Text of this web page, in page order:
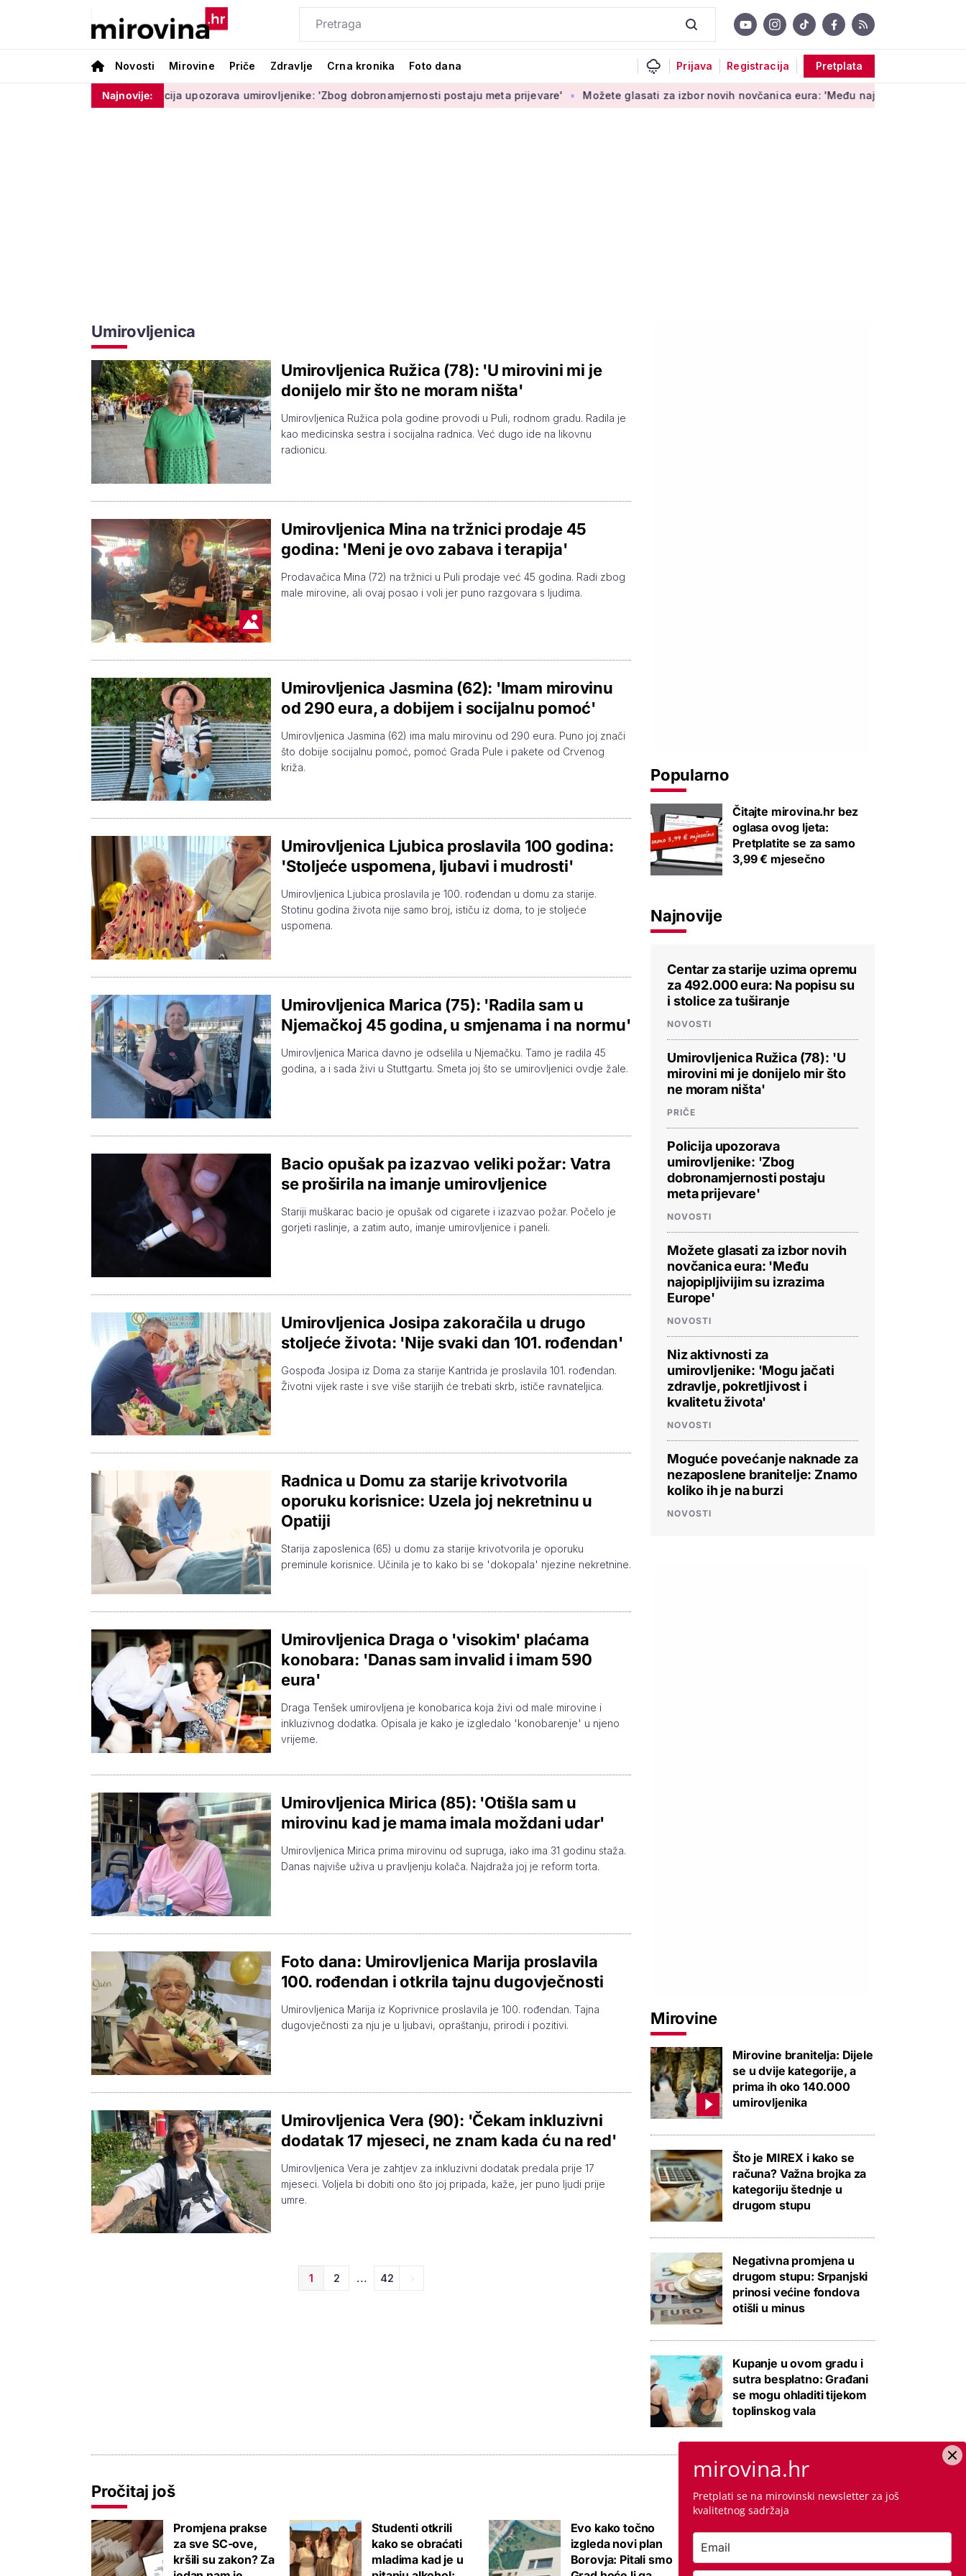
Novosti Mirovine Priče Zdravlje Crna kronika Foto dana Prijava Registracija Pretplata
Najnovije:
Policija upozorava umirovljenike: 'Zbog dobronamjernosti postaju meta prijevare' Možete glasati za izbor novih novčanica eura: 'Među najopipljivijim su izrazima
Umirovljenica
Umirovljenica Ružica (78): 'U mirovini mi je
donijelo mir što ne moram ništa'
Umirovljenica Ružica pola godine provodi u Puli, rodnom gradu. Radila je
kao medicinska sestra i socijalna radnica. Već dugo ide na likovnu
radionicu.
Umirovljenica Mina na tržnici prodaje 45
godina: 'Meni je ovo zabava i terapija'
Prodavačica Mina (72) na tržnici u Puli prodaje već 45 godina. Radi zbog
male mirovine, ali ovaj posao i voli jer puno razgovara s ljudima.
Umirovljenica Jasmina (62): 'Imam mirovinu
od 290 eura, a dobijem i socijalnu pomoć'
Umirovljenica Jasmina (62) ima malu mirovinu od 290 eura. Puno joj znači
što dobije socijalnu pomoć, pomoć Grada Pule i pakete od Crvenog
križa.
Umirovljenica Ljubica proslavila 100 godina:
'Stoljeće uspomena, ljubavi i mudrosti'
Umirovljenica Ljubica proslavila je 100. rođendan u domu za starije.
Stotinu godina života nije samo broj, ističu iz doma, to je stoljeće
uspomena.
Umirovljenica Marica (75): 'Radila sam u
Njemačkoj 45 godina, u smjenama i na normu'
Umirovljenica Marica davno je odselila u Njemačku. Tamo je radila 45
godina, a i sada živi u Stuttgartu. Smeta joj što se umirovljenici ovdje žale.
Bacio opušak pa izazvao veliki požar: Vatra
se proširila na imanje umirovljenice
Stariji muškarac bacio je opušak od cigarete i izazvao požar. Počelo je
gorjeti raslinje, a zatim auto, imanje umirovljenice i paneli.
Umirovljenica Josipa zakoračila u drugo
stoljeće života: 'Nije svaki dan 101. rođendan'
Gospođa Josipa iz Doma za starije Kantrida je proslavila 101. rođendan.
Životni vijek raste i sve više starijih će trebati skrb, ističe ravnateljica.
Radnica u Domu za starije krivotvorila
oporuku korisnice: Uzela joj nekretninu u
Opatiji
Starija zaposlenica (65) u domu za starije krivotvorila je oporuku
preminule korisnice. Učinila je to kako bi se 'dokopala' njezine nekretnine.
Umirovljenica Draga o 'visokim' plaćama
konobara: 'Danas sam invalid i imam 590
eura'
Draga Tenšek umirovljena je konobarica koja živi od male mirovine i
inkluzivnog dodatka. Opisala je kako je izgledalo 'konobarenje' u njeno
vrijeme.
Umirovljenica Mirica (85): 'Otišla sam u
mirovinu kad je mama imala moždani udar'
Umirovljenica Mirica prima mirovinu od supruga, iako ima 31 godinu staža.
Danas najviše uživa u pravljenju kolača. Najdraža joj je reform torta.
Foto dana: Umirovljenica Marija proslavila
100. rođendan i otkrila tajnu dugovječnosti
Umirovljenica Marija iz Koprivnice proslavila je 100. rođendan. Tajna
dugovječnosti za nju je u ljubavi, opraštanju, prirodi i pozitivi.
Umirovljenica Vera (90): 'Čekam inkluzivni
dodatak 17 mjeseci, ne znam kada ću na red'
Umirovljenica Vera je zahtjev za inkluzivni dodatak predala prije 17
mjeseci. Voljela bi dobiti ono što joj pripada, kaže, jer puno ljudi prije
umre.
1 2 ... 42
Popularno
Čitajte mirovina.hr bez
oglasa ovog ljeta:
Pretplatite se za samo
3,99 € mjesečno
Najnovije
Centar za starije uzima opremu
za 492.000 eura: Na popisu su
i stolice za tuširanje
NOVOSTI
Umirovljenica Ružica (78): 'U
mirovini mi je donijelo mir što
ne moram ništa'
PRIČE
Policija upozorava
umirovljenike: 'Zbog
dobronamjernosti postaju
meta prijevare'
NOVOSTI
Možete glasati za izbor novih
novčanica eura: 'Među
najopipljivijim su izrazima
Europe'
NOVOSTI
Niz aktivnosti za
umirovljenike: 'Mogu jačati
zdravlje, pokretljivost i
kvalitetu života'
NOVOSTI
Moguće povećanje naknade za
nezaposlene branitelje: Znamo
koliko ih je na burzi
NOVOSTI
Mirovine
Mirovine branitelja: Dijele
se u dvije kategorije, a
prima ih oko 140.000
umirovljenika
Što je MIREX i kako se
računa? Važna brojka za
kategoriju štednje u
drugom stupu
Negativna promjena u
drugom stupu: Srpanjski
prinosi većine fondova
otišli u minus
Kupanje u ovom gradu i
sutra besplatno: Građani
se mogu ohladiti tijekom
toplinskog vala
Pročitaj još
Promjena prakse
za sve SC-ove,
kršili su zakon? Za
Studenti otkrili
kako se obraćati
mladima kad je u
Evo kako točno
izgleda novi plan
Borovja: Pitali smo
znamo i jeste li
mirovina.hr
Pretplati se na mirovinski newsletter za još
kvalitetnog sadržaja